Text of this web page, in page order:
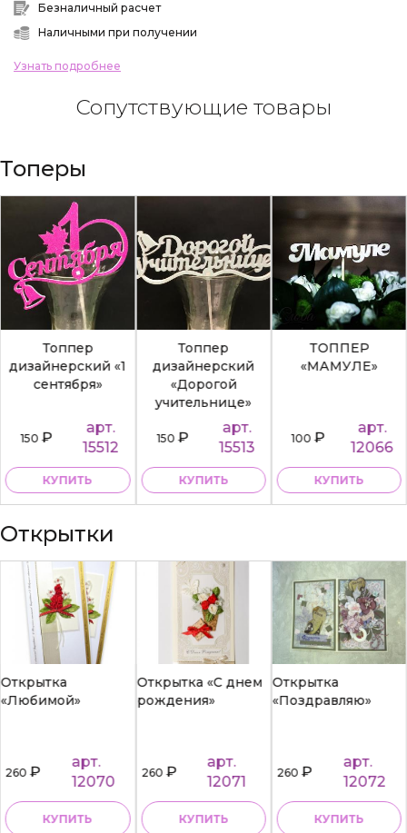
Безналичный расчет
Наличными при получении
Узнать подробнее
Сопутствующие товары
Топеры
Топпер
дизайнерский «1
сентября»
150₽
арт.
15512
КУПИТЬ
Топпер
дизайнерский
«Дорогой
учительнице»
150₽
арт.
15513
КУПИТЬ
ТОППЕР
«МАМУЛЕ»
100₽
арт.
12066
КУПИТЬ
Открытки
Открытка
«Любимой»
260₽
арт.
12070
КУПИТЬ
Открытка «С днем
рождения»
260₽
арт.
12071
КУПИТЬ
Открытка
«Поздравляю»
260₽
арт.
12072
КУПИТЬ